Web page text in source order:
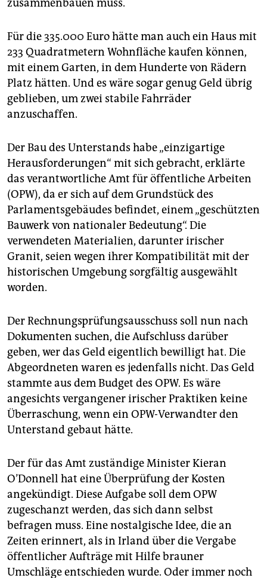
zusammenbauen muss.
Für die 335.000 Euro hätte man auch ein Haus mit
233 Quadratmetern Wohnfläche kaufen können,
mit einem Garten, in dem Hunderte von Rädern
Platz hätten. Und es wäre sogar genug Geld übrig
geblieben, um zwei stabile Fahrräder
anzuschaffen.
Der Bau des Unterstands habe „einzigartige
Herausforderungen“ mit sich gebracht, erklärte
das verantwortliche Amt für öffentliche Arbeiten
(OPW), da er sich auf dem Grundstück des
Parlamentsgebäudes befindet, einem „geschützten
Bauwerk von nationaler Bedeutung“. Die
verwendeten Materialien, darunter irischer
Granit, seien wegen ihrer Kompatibilität mit der
historischen Umgebung sorgfältig ausgewählt
worden.
Der Rechnungsprüfungsausschuss soll nun nach
Dokumenten suchen, die Aufschluss darüber
geben, wer das Geld eigentlich bewilligt hat. Die
Abgeordneten waren es jedenfalls nicht. Das Geld
stammte aus dem Budget des OPW. Es wäre
angesichts vergangener irischer Praktiken keine
Überraschung, wenn ein OPW-Verwandter den
Unterstand gebaut hätte.
Der für das Amt zuständige Minister Kieran
O’Donnell hat eine Überprüfung der Kosten
angekündigt. Diese Aufgabe soll dem OPW
zugeschanzt werden, das sich dann selbst
befragen muss. Eine nostalgische Idee, die an
Zeiten erinnert, als in Irland über die Vergabe
öffentlicher Aufträge mit Hilfe brauner
Umschläge entschieden wurde. Oder immer noch